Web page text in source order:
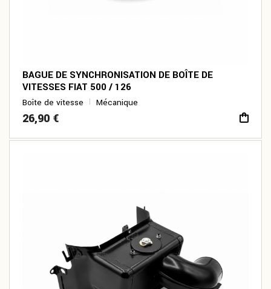
BAGUE DE SYNCHRONISATION DE BOÎTE DE
VITESSES FIAT 500 / 126
Boîte de vitesse Mécanique
26,90 €